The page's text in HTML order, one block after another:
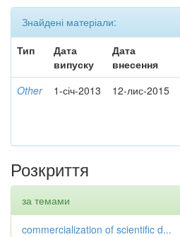
Знайдені матеріали:
Тип
Дата
випуску
Дата
внесення
Other 1-січ-2013 12-лис-2015
Розкриття
за темами
commercialization of scientific d...